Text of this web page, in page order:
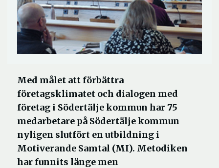
Med målet att förbättra
företagsklimatet och dialogen med
företag i Södertälje kommun har 75
medarbetare på Södertälje kommun
nyligen slutfört en utbildning i
Motiverande Samtal (MI). Metodiken
har funnits länge men